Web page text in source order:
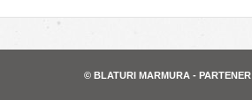
© BLATURI MARMURA - PARTENER